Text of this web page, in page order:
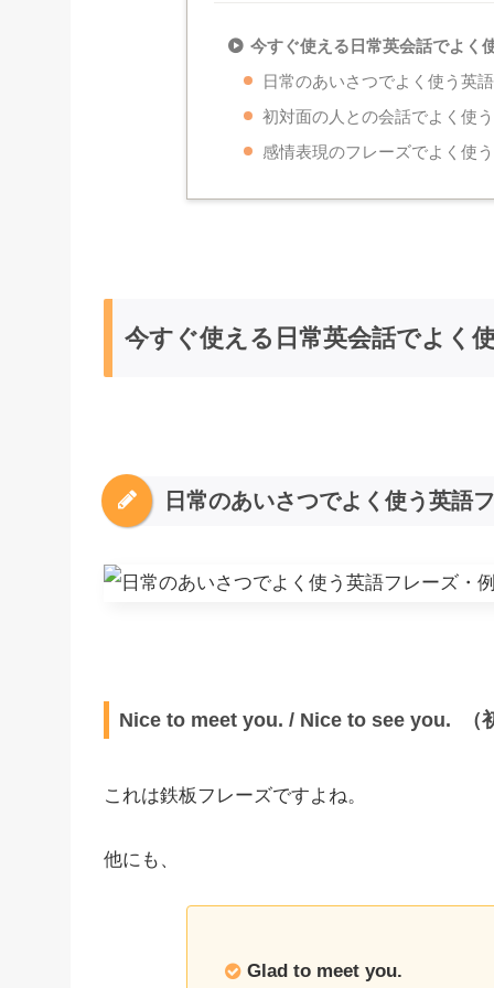
今すぐ使える日常英会話でよく
日常のあいさつでよく使う英
初対面の人との会話でよく使
感情表現のフレーズでよく使
今すぐ使える日常英会話でよく
日常のあいさつでよく使う英語
Nice to meet you. / Nice to see you. （
これは鉄板フレーズですよね。
他にも、
Glad to meet you.